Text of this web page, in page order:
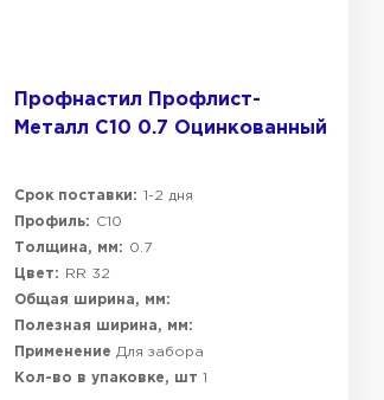
Профнастил Профлист-
Металл C10 0.7 Оцинкованный
Срок поставки: 1-2 дня
Профиль:
C10
Толщина, мм:
0.7
Цвет:
RR 32
Общая ширина, мм:
Полезная ширина, мм:
Применение Для забора
Кол-во в упаковке, шт 1